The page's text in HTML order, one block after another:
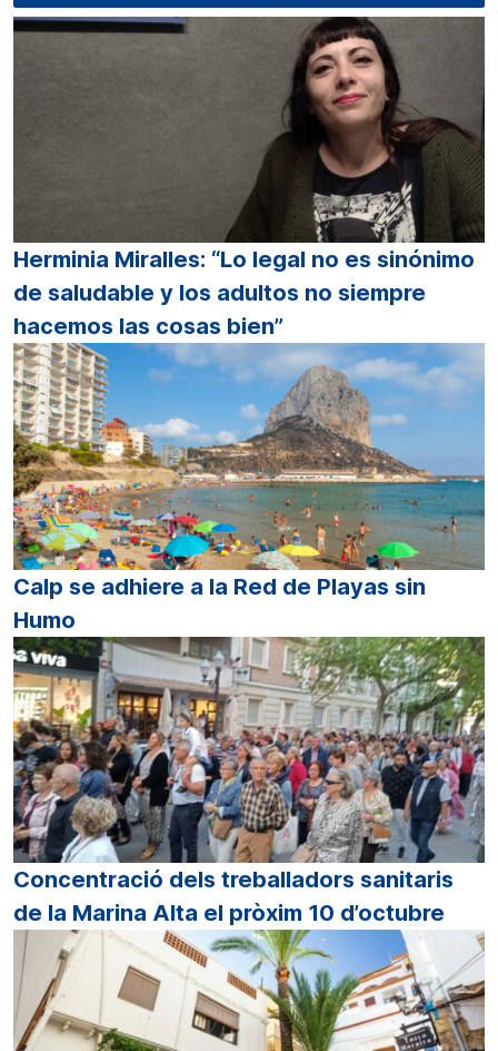
Herminia Miralles: “Lo legal no es sinónimo
de saludable y los adultos no siempre
hacemos las cosas bien”
Calp se adhiere a la Red de Playas sin
Humo
Concentració dels treballadors sanitaris
de la Marina Alta el pròxim 10 d’octubre